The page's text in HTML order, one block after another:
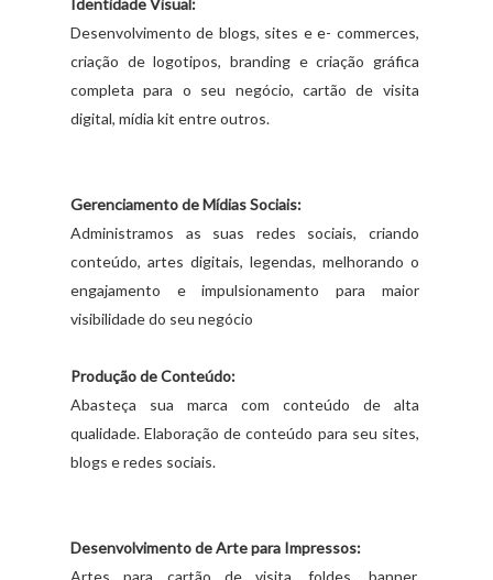
Desenvolvimento de blogs, sites e e- commerces,
criação de logotipos, branding e criação gráfica
completa para o seu negócio, cartão de visita
digital, mídia kit entre outros.
Gerenciamento de Mídias Sociais:
Administramos as suas redes sociais, criando
conteúdo, artes digitais, legendas, melhorando o
engajamento e impulsionamento para maior
visibilidade do seu negócio
Produção de Conteúdo:
Abasteça sua marca com conteúdo de alta
qualidade. Elaboração de conteúdo para seu sites,
blogs e redes sociais.
Desenvolvimento de Arte para Impressos:
Artes para cartão de visita, foldes, banner,